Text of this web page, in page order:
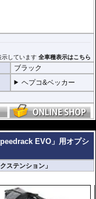
ベルトなどを留める為のフ
あり、街乗りからツーリン
ご利用頂けます。
があります。
記を装着可能。荷物の積載
す。
安定して積載可能にする
拡張プレート)
ー トップケース ジャーニ
能
スピードラック EVOを設置
し、モデルによっては異
ございますので、必ずご
示しています全車種表示はこちら
ブラック
ヘプコ&ベッカー
EVO」用オプシ
ステンション」